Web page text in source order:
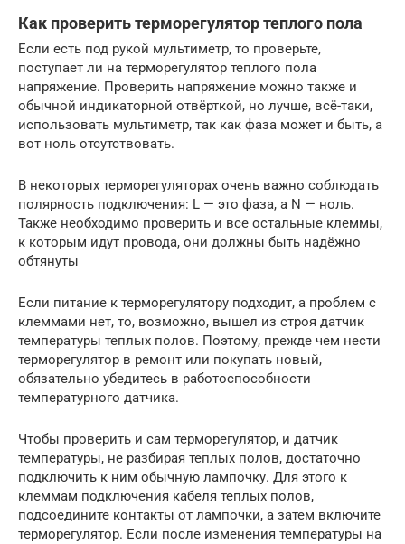
Как проверить терморегулятор теплого пола
Если есть под рукой мультиметр, то проверьте,
поступает ли на терморегулятор теплого пола
напряжение. Проверить напряжение можно также и
обычной индикаторной отвёрткой, но лучше, всё-таки,
использовать мультиметр, так как фаза может и быть, а
вот ноль отсутствовать.
В некоторых терморегуляторах очень важно соблюдать
полярность подключения: L — это фаза, а N — ноль.
Также необходимо проверить и все остальные клеммы,
к которым идут провода, они должны быть надёжно
обтянуты
Если питание к терморегулятору подходит, а проблем с
клеммами нет, то, возможно, вышел из строя датчик
температуры теплых полов. Поэтому, прежде чем нести
терморегулятор в ремонт или покупать новый,
обязательно убедитесь в работоспособности
температурного датчика.
Чтобы проверить и сам терморегулятор, и датчик
температуры, не разбирая теплых полов, достаточно
подключить к ним обычную лампочку. Для этого к
клеммам подключения кабеля теплых полов,
подсоедините контакты от лампочки, а затем включите
терморегулятор. Если после изменения температуры на